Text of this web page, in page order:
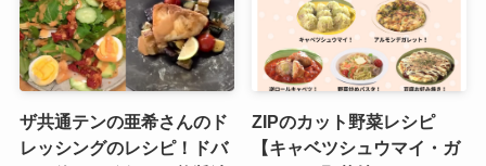
ザ共通テンの亜希さんのド
レッシングのレシピ！ドバ
ZIPのカット野菜レシピ
【キャベツシュウマイ・ガ